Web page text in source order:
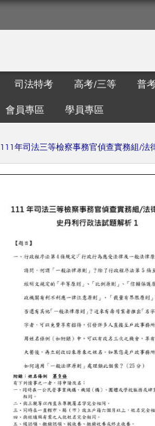
司法特考 高考/三等 普
會員專區 學員專區
111年司法三等檢察事務官偵查實務組/法